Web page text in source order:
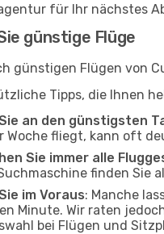
für Ihr nächstes
günstige Flüge
günstigen Flügen von
Tipps, die Ihnen
an den günstigsten
Woche fliegt, kann oft
Sie immer alle
finden Sie
im Voraus: Manche
Minute. Wir raten
bei Flügen und